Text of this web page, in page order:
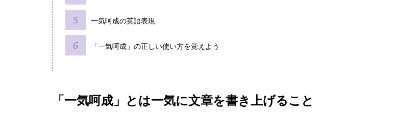
一気呵成の英語表現
「一気呵成」の正しい使い方を覚えよう
「一気呵成」とは一気に文章を書き上げること